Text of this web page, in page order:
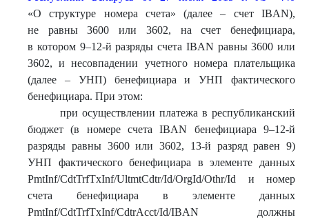
«О структуре номера счета» (далее – счет IBAN),
не равны 3600 или 3602, на счет бенефициара,
в котором 9–12-й разряды счета IBAN равны 3600 или
3602, и несовпадении учетного номера плательщика
(далее – УНП) бенефициара и УНП фактического
бенефициара. При этом:
при осуществлении платежа в республиканский
бюджет (в номере счета IBAN бенефициара 9–12-й
разряды равны 3600 или 3602, 13-й разряд равен 9)
УНП фактического бенефициара в элементе данных
PmtInf/CdtTrfTxInf/UltmtCdtr/Id/OrgId/Othr/Id и номер
счета бенефициара в элементе данных
PmtInf/CdtTrfTxInf/CdtrAcct/Id/IBAN должны